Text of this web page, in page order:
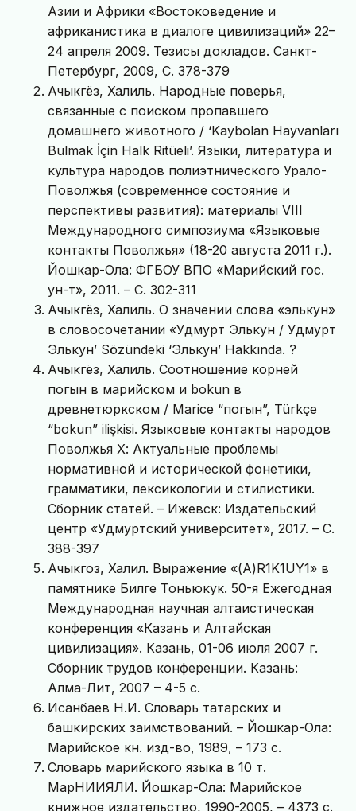
Азии и Африки «Востоковедение и
африканистика в диалоге цивилизаций» 22–
24 апреля 2009. Тезисы докладов. Санкт-
Петербург, 2009, С. 378-379
Ачыкгёз, Халиль. Народные поверья,
связанные с поиском пропавшего
домашнего животного / ‘Kaybolan Hayvanları
Bulmak İçin Halk Ritüeli’. Языки, литература и
культура народов полиэтнического Урало-
Поволжья (современное состояние и
перспективы развития): материалы VIII
Международного симпозиума «Языковые
контакты Поволжья» (18-20 августа 2011 г.).
Йошкар-Ола: ФГБОУ ВПО «Марийский гос.
ун-т», 2011. – С. 302-311
Ачыкгёз, Халиль. О значении слова «элькун»
в словосочетании «Удмурт Элькун / Удмурт
Элькун’ Sözündeki ‘Элькун’ Hakkında. ?
Ачыкгёз, Халиль. Соотношение корней
погын в марийском и bokun в
древнетюркском / Marice “погын”, Türkçe
“bokun” ilişkisi. Языковые контакты народов
Поволжья Х: Актуальные проблемы
нормативной и исторической фонетики,
грамматики, лексикологии и стилистики.
Сборник статей. – Ижевск: Издательский
центр «Удмуртский университет», 2017. – С.
388-397
Ачыкгоз, Халил. Выражение «(A)R1K1UY1» в
памятнике Билге Тоньюкук. 50-я Ежегодная
Международная научная алтаистическая
конференция «Казань и Алтайская
цивилизация». Казань, 01-06 июля 2007 г.
Сборник трудов конференции. Казань:
Алма-Лит, 2007 – 4-5 с.
Исанбаев Н.И. Словарь татарских и
башкирских заимствований. – Йошкар-Ола:
Марийское кн. изд-во, 1989, – 173 с.
Словарь марийского языка в 10 т.
МарНИИЯЛИ. Йошкар-Ола: Марийское
книжное издательство, 1990-2005, – 4373 с.